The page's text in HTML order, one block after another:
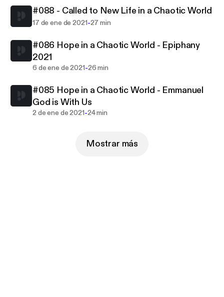
#088 - Called to New Life in a Chaotic World
17 de ene de 2021-27 min
#086 Hope in a Chaotic World - Epiphany
2021
6 de ene de 2021-26 min
#085 Hope in a Chaotic World - Emmanuel
God is With Us
2 de ene de 2021-24 min
Mostrar más